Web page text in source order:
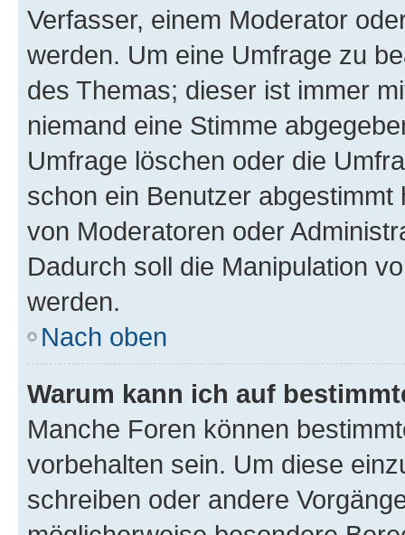
Verfasser, einem Moderator
werden. Um eine Umfrage zu
des Themas; dieser ist immer
niemand eine Stimme
Umfrage löschen oder die
schon ein Benutzer
von Moderatoren oder
Dadurch soll die Manipulation
werden.
Nach oben
Warum kann ich auf
Manche Foren können
vorbehalten sein. Um diese
schreiben oder andere